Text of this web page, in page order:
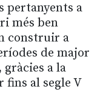
pertanyents a
més ben
construir a
de major
a la
al segle V